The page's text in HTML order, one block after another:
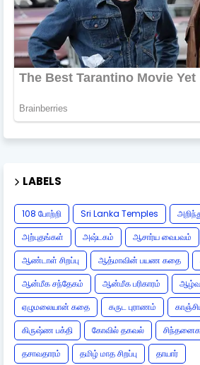
LABELS
108 போற்றி Sri Lanka Temples
அற்புதங்கள்
அஷ்டகம் ஆசார்ய வைபவம்
ஆண்டாள் சிறப்பு
ஆத்மாவின் பயண கதை
ஆன்மீக சந்தேகம்
ஆன்மீக பரிகாரம்
ஏழுமலையான் கதை
கருட புராணம்
கிருஷ்ண பக்தி
கோவில் தகவல்
தசாவதாரம்
தமிழ் மாத சிறப்பு
தாயார்